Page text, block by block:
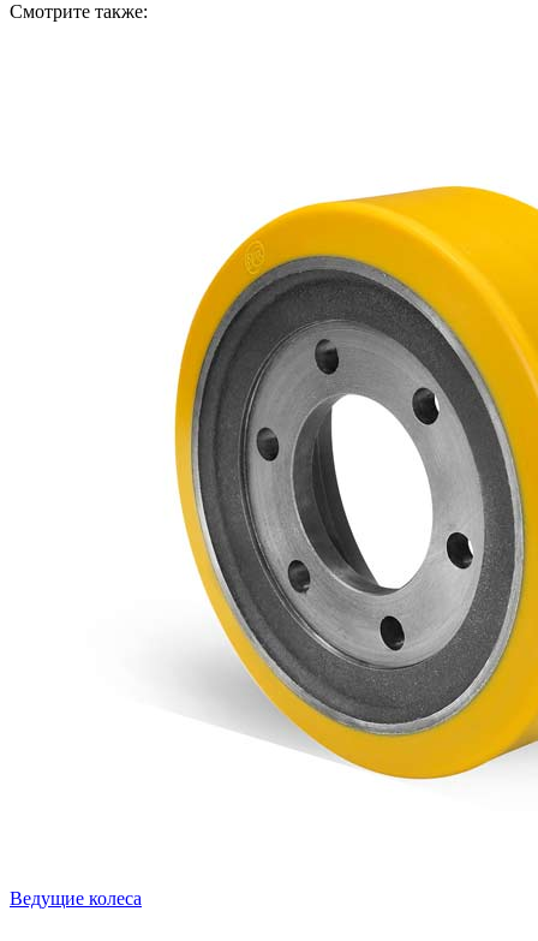
Смотрите также:
Ведущие колеса